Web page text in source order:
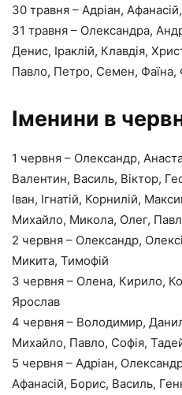
30 травня – Адріан,
31 травня – Олександра,
Денис, Іраклій, Клавдія,
Павло, Петро, Семен, Фаїна,
Іменини в
1 червня – Олександр,
Валентин, Василь, Віктор,
Іван, Ігнатій, Корнилій,
Михайло, Микола, Олег,
2 червня – Олександр,
Микита, Тимофій
3 червня – Олена, Кирило,
Ярослав
4 червня – Володимир,
Михайло, Павло, Софія,
5 червня – Адріан,
Афанасій, Борис, Василь,